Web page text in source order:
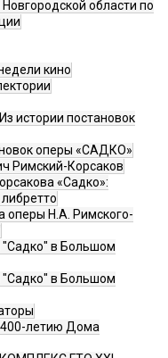
области по
кино
истории постановок
оперы «САДКО»
Римский-Корсаков
«Садко»:
оперы Н.А. Римского-
"Садко" в Большом
"Садко" в Большом
летию Дома